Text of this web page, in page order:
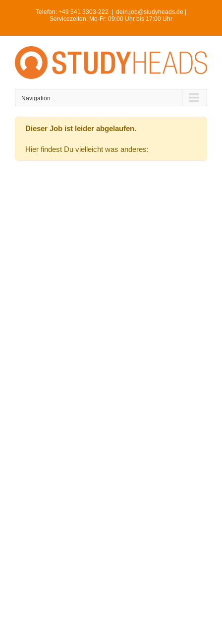
Telefon: +49 541 3303-222
dein.job@studyheads.de |
Servicezeiten: Mo-Fr: 09:00 Uhr bis 17:00 Uhr
Navigation ...
Dieser Job ist leider abgelaufen.
Hier findest Du vielleicht was anderes: